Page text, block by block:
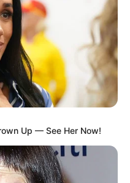
TETANGGA ROMANTIS
Up — See Her Now!